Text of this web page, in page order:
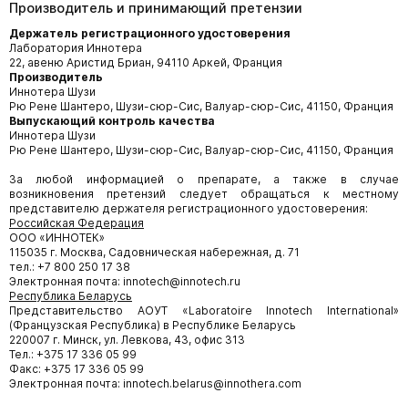
Производитель и принимающий претензии
Держатель регистрационного удостоверения
Лаборатория Иннотера
22, авеню Аристид Бриан, 94110 Аркей, Франция
Производитель
Иннотера Шузи
Рю Рене Шантеро, Шузи-сюр-Сис, Валуар-сюр-Сис, 41150, Франция
Выпускающий контроль качества
Иннотера Шузи
Рю Рене Шантеро, Шузи-сюр-Сис, Валуар-сюр-Сис, 41150, Франция
За любой информацией о препарате, а также в случае
возникновения претензий следует обращаться к местному
представителю держателя регистрационного удостоверения:
Российская Федерация
ООО «ИННОТЕК»
115035 г. Москва, Садовническая набережная, д. 71
тел.: +7 800 250 17 38
Электронная почта: innotech@innotech.ru
Республика Беларусь
Представительство АОУТ «Laboratoire Innotech International»
(Французская Республика) в Республике Беларусь
220007 г. Минск, ул. Левкова, 43, офис 313
Тел.: +375 17 336 05 99
Факс: +375 17 336 05 99
Электронная почта: innotech.belarus@innothera.com